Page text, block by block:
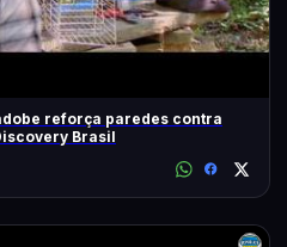
reforça paredes contra
Brasil